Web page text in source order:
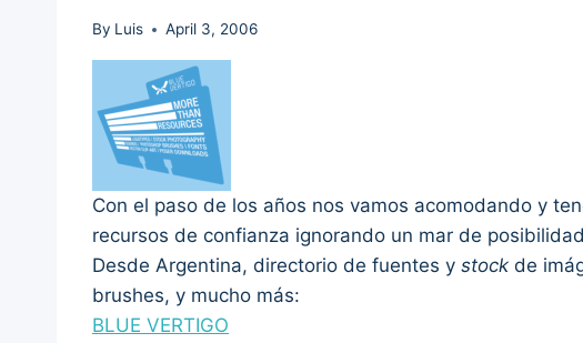
By Luis April 3, 2006
Con el paso de los años nos vamos acomodando y
recursos de confianza ignorando un mar de
Desde Argentina, directorio de fuentes y stock de
brushes, y mucho más:
BLUE VERTIGO